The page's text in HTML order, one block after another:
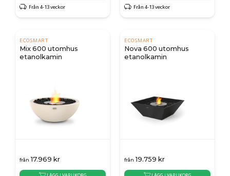
Från 4-13 veckor Från 4-13 veckor
ECOSMART
Mix 600 utomhus
etanolkamin
från 17.969 kr
ECOSMART
Nova 600 utomhus
etanolkamin
från 19.759 kr